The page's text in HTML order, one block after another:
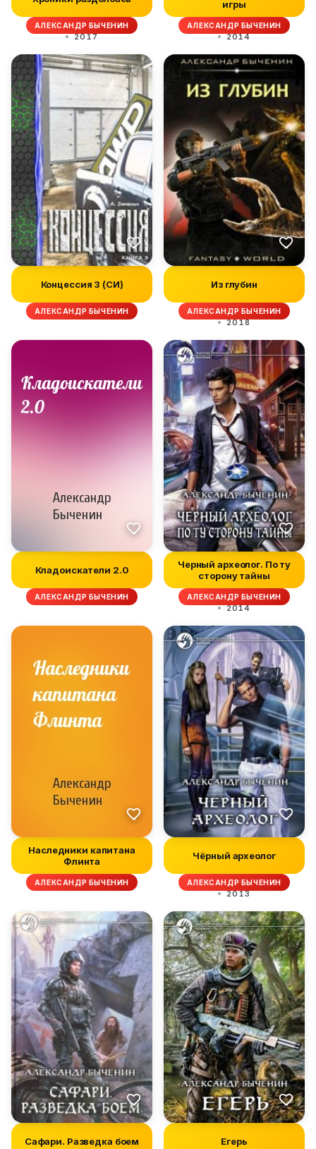
АЛЕКСАНДР БЫЧЕНИН
2017
игры
АЛЕКСАНДР БЫЧЕНИН
2014
Концессия 3 (СИ)
АЛЕКСАНДР БЫЧЕНИН
Из глубин
АЛЕКСАНДР БЫЧЕНИН
2018
Кладоискатели 2.0
АЛЕКСАНДР БЫЧЕНИН
Черный археолог. По ту
сторону тайны
АЛЕКСАНДР БЫЧЕНИН
2014
Наследники капитана
Флинта
АЛЕКСАНДР БЫЧЕНИН
Чёрный археолог
АЛЕКСАНДР БЫЧЕНИН
2013
Сафари. Разведка боем Егерь